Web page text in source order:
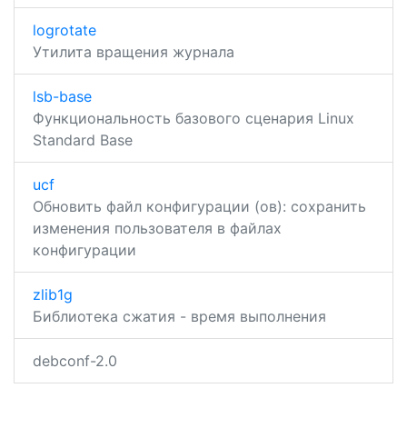
logrotate
Утилита вращения журнала
lsb-base
Функциональность базового сценария Linux
Standard Base
ucf
Обновить файл конфигурации (ов): сохранить
изменения пользователя в файлах
конфигурации
zlib1g
Библиотека сжатия - время выполнения
debconf-2.0